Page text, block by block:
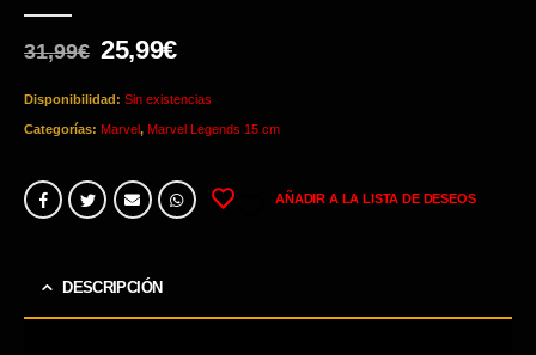
31,99€ El
original
era:
25,99€El
actual
es:
Disponibilidad: Sin existencias
Categorías: Marvel, Marvel Legends 15 cm
AÑADIR A LA LISTA DE DESEOS
DESCRIPCIÓN